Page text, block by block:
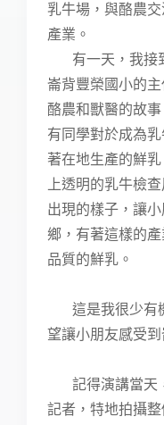
乳牛場，與酪農
產業。
有一天，我接
崙背豐榮國小的
酪農和獸醫的故
有同學對於成為
著在地生產的鮮
上透明的乳牛檢
出現的樣子，讓
鄉，有著這樣的
品質的鮮乳。
這是我很少有
望讓小朋友感受
記得演講當天
記者，特地拍攝